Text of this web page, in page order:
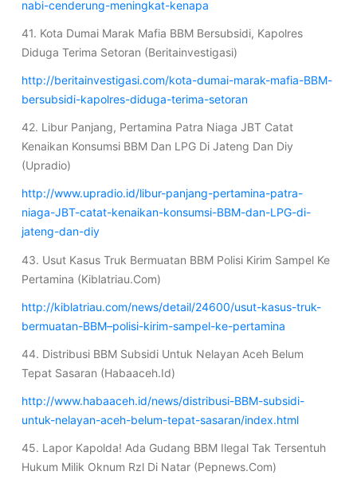
nabi-cenderung-meningkat-kenapa
41. Kota Dumai Marak Mafia BBM Bersubsidi, Kapolres
Diduga Terima Setoran (Beritainvestigasi)
http://beritainvestigasi.com/kota-dumai-marak-mafia-BBM-
bersubsidi-kapolres-diduga-terima-setoran
42. Libur Panjang, Pertamina Patra Niaga JBT Catat
Kenaikan Konsumsi BBM Dan LPG Di Jateng Dan Diy
(Upradio)
http://www.upradio.id/libur-panjang-pertamina-patra-
niaga-JBT-catat-kenaikan-konsumsi-BBM-dan-LPG-di-
jateng-dan-diy
43. Usut Kasus Truk Bermuatan BBM Polisi Kirim Sampel Ke
Pertamina (Kiblatriau.Com)
http://kiblatriau.com/news/detail/24600/usut-kasus-truk-
bermuatan-BBM–polisi-kirim-sampel-ke-pertamina
44. Distribusi BBM Subsidi Untuk Nelayan Aceh Belum
Tepat Sasaran (Habaaceh.Id)
http://www.habaaceh.id/news/distribusi-BBM-subsidi-
untuk-nelayan-aceh-belum-tepat-sasaran/index.html
45. Lapor Kapolda! Ada Gudang BBM Ilegal Tak Tersentuh
Hukum Milik Oknum Rzl Di Natar (Pepnews.Com)